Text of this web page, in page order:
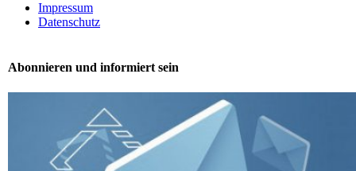
Impressum
Datenschutz
Abonnieren und informiert sein